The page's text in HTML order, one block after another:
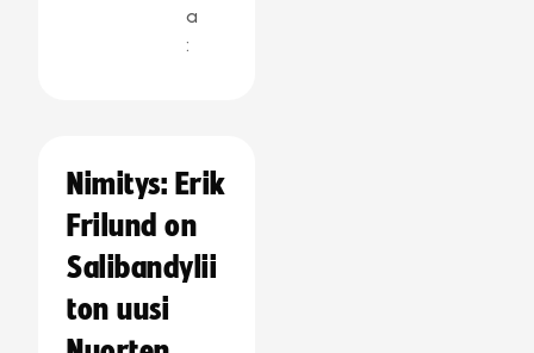
a
:
Nimitys: Erik
Frilund on
Salibandylii
ton uusi